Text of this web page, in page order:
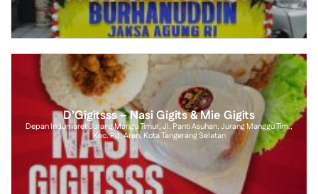
D’Gigitsss – Nasi Gigits & Mie Gigits
Depan Indomaret Jurang Mangu Timur, Jl. Panti Asuhan, Jurang Manggu Tim.,
Kec. Pd. Aren, Kota Tangerang Selatan